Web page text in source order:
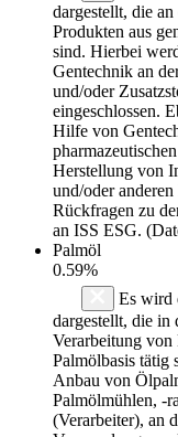
dargestellt, die
Produkten aus
sind. Hierbei
Gentechnik an
und/oder
eingeschlossen.
Hilfe von
Herstellung von
und/oder
Rückfragen zu
an ISS ESG.
Palmöl
0.59%
Es wird
dargestellt, die in
Verarbeitung
Palmölbasis tätig
Anbau von
Palmölmühlen, -
(Verarbeiter), an